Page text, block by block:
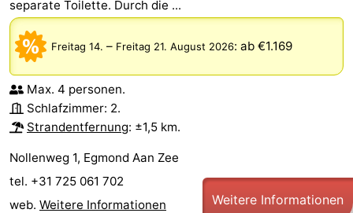
separate Toilette. Durch die ...
Freitag 14. – Freitag 21. August 2026: ab €1.169
Max. 4 personen.
Schlafzimmer: 2.
Strandentfernung: ±1,5 km.
Nollenweg 1, Egmond Aan Zee
tel. +31 725 061 702
web. Weitere Informationen Weitere Informationen